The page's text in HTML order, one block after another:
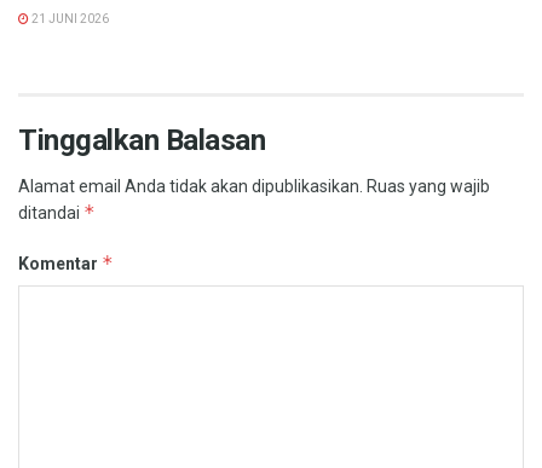
21 JUNI 2026
Tinggalkan Balasan
Alamat email Anda tidak akan dipublikasikan. Ruas yang wajib
ditandai *
Komentar *